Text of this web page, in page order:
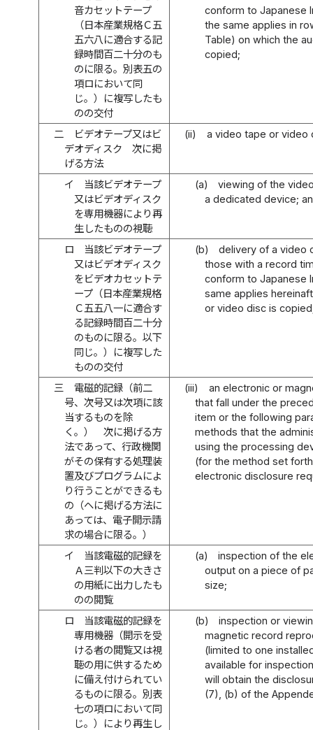
音カセットテープ
（日本産業規格Ｃ五
五六八に適合する記
録時間百二十分のも
のに限る。別表五の
項ロにおいて同
じ。）に複写したも
のの交付
conform to Japanese
the same applies in
Table) on which the
copied;
二
ビデオテープ又はビ
デオディスク 次に掲
げる方法
(ii) a video tape or video
イ
当該ビデオテープ
又はビデオディスク
を専用機器により再
生したものの視聴
(a)
viewing of the
a dedicated device;
ロ
当該ビデオテープ
又はビデオディスク
をビデオカセットテ
ープ（日本産業規格
Ｃ五五八一に適合す
る記録時間百二十分
のものに限る。以下
同じ。）に複写した
ものの交付
(b)
delivery of a video
those with a record
conform to Japanese
same applies
or video disc is
三
電磁的記録（前二
号、次号又は次項に該
当するものを除
く。） 次に掲げる方
法であって、行政機関
がその保有する処理装
置及びプログラムによ
り行うことができるも
の（ヘに掲げる方法に
あっては、電子開示請
求の場合に限る。）
(iii)
an electronic or
that fall under the
item or the following
methods that the
using the processing
(for the method set
electronic disclosure
イ
当該電磁的記録を
Ａ三判以下の大きさ
の用紙に出力したも
のの閲覧
(a)
inspection of the
output on a piece of
size;
ロ
当該電磁的記録を
専用機器（開示を受
ける者の閲覧又は視
聴の用に供するため
に備え付けられてい
るものに限る。別表
七の項ロにおいて同
じ。）により再生し
(b)
inspection or
magnetic record
(limited to one
available for
will obtain the
(7), (b) of the